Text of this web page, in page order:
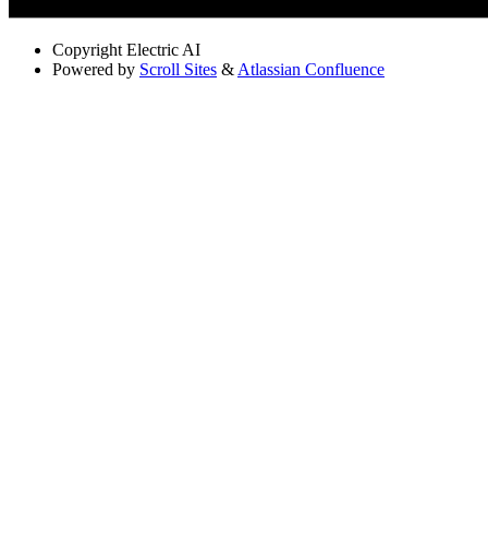
Copyright Electric AI
Powered by Scroll Sites &Atlassian Confluence